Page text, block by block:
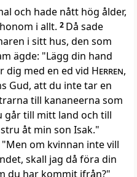
och hade nått hög ålder,
i allt. 2 Då sade
i sitt hus, den som
ägde: "Lägg din hand
dig med en ed vid Herren,
Gud, att du inte tar en
till kananeerna som
går till mitt land och till
åt min son Isak."
om kvinnan inte vill
skall jag då föra din
du har kommit ifrån?"